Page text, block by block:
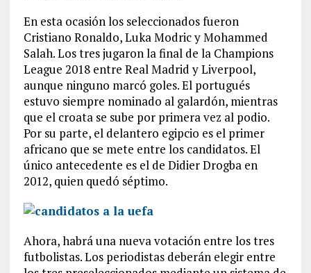
En esta ocasión los seleccionados fueron
Cristiano Ronaldo, Luka Modric y Mohammed
Salah. Los tres jugaron la final de la Champions
League 2018 entre Real Madrid y Liverpool,
aunque ninguno marcó goles. El portugués
estuvo siempre nominado al galardón, mientras
que el croata se sube por primera vez al podio.
Por su parte, el delantero egipcio es el primer
africano que se mete entre los candidatos. El
único antecedente es el de Didier Drogba en
2012, quien quedó séptimo.
Ahora, habrá una nueva votación entre los tres
futbolistas. Los periodistas deberán elegir entre